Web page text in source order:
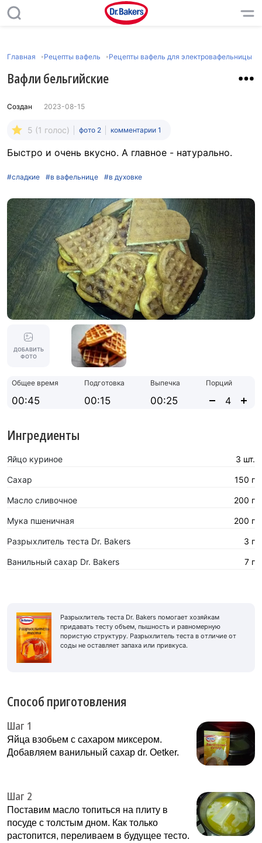
Главная Рецепты вафель Рецепты вафель для электровафельницы
Вафли бельгийские
Создан 2023-08-15
5 (1 голос) фото 2 комментарии 1
Быстро и очень вкусно. А главное - натурально.
#сладкие #в вафельнице #в духовке
ДОБАВИТЬ
ФОТО
Общее время
00:45
Подготовка
00:15
Выпечка
00:25
Порций
Ингредиенты
Яйцо куриное 3 шт.
Сахар 150 г
Масло сливочное 200 г
Мука пшеничная 200 г
Разрыхлитель теста Dr. Bakers 3 г
Ванильный сахар Dr. Bakers 7 г
Разрыхлитель теста Dr. Bakers помогает хозяйкам
придавать тесту объем, пышность и равномерную
пористую структуру. Разрыхлитель теста в отличие от
соды не оставляет запаха или привкуса.
Способ приготовления
Шаг 1
Яйца взобьем с сахаром миксером.
Добавляем ванильный сахар dr. Oetker.
Шаг 2
Поставим масло топиться на плиту в
посуде с толстым дном. Как только
растопится, переливаем в будущее тесто.